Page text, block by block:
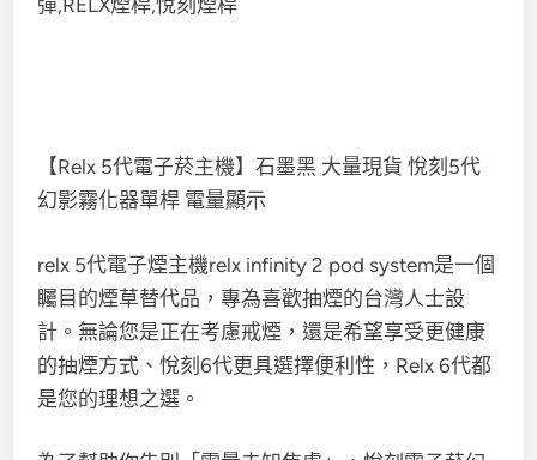
【Relx 5代電子菸主機】石墨黑 大量現貨 悅刻5代
幻影霧化器單桿 電量顯示
relx 5代電子煙主機relx infinity 2 pod system是一個
矚目的煙草替代品，專為喜歡抽煙的台灣人士設
計。無論您是正在考慮戒煙，還是希望享受更健康
的抽煙方式、悅刻6代更具選擇便利性，Relx 6代都
是您的理想之選。